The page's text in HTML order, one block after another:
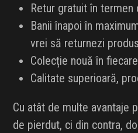
Retur gratuit în termen
Banii înapoi în
vrei să returnezi
Colecție nouă în
Calitate superioară,
Cu atât de multe avantaje
de pierdut, ci din contra,